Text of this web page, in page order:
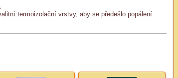
termoizolační vrstvy, aby se předešlo popálení.